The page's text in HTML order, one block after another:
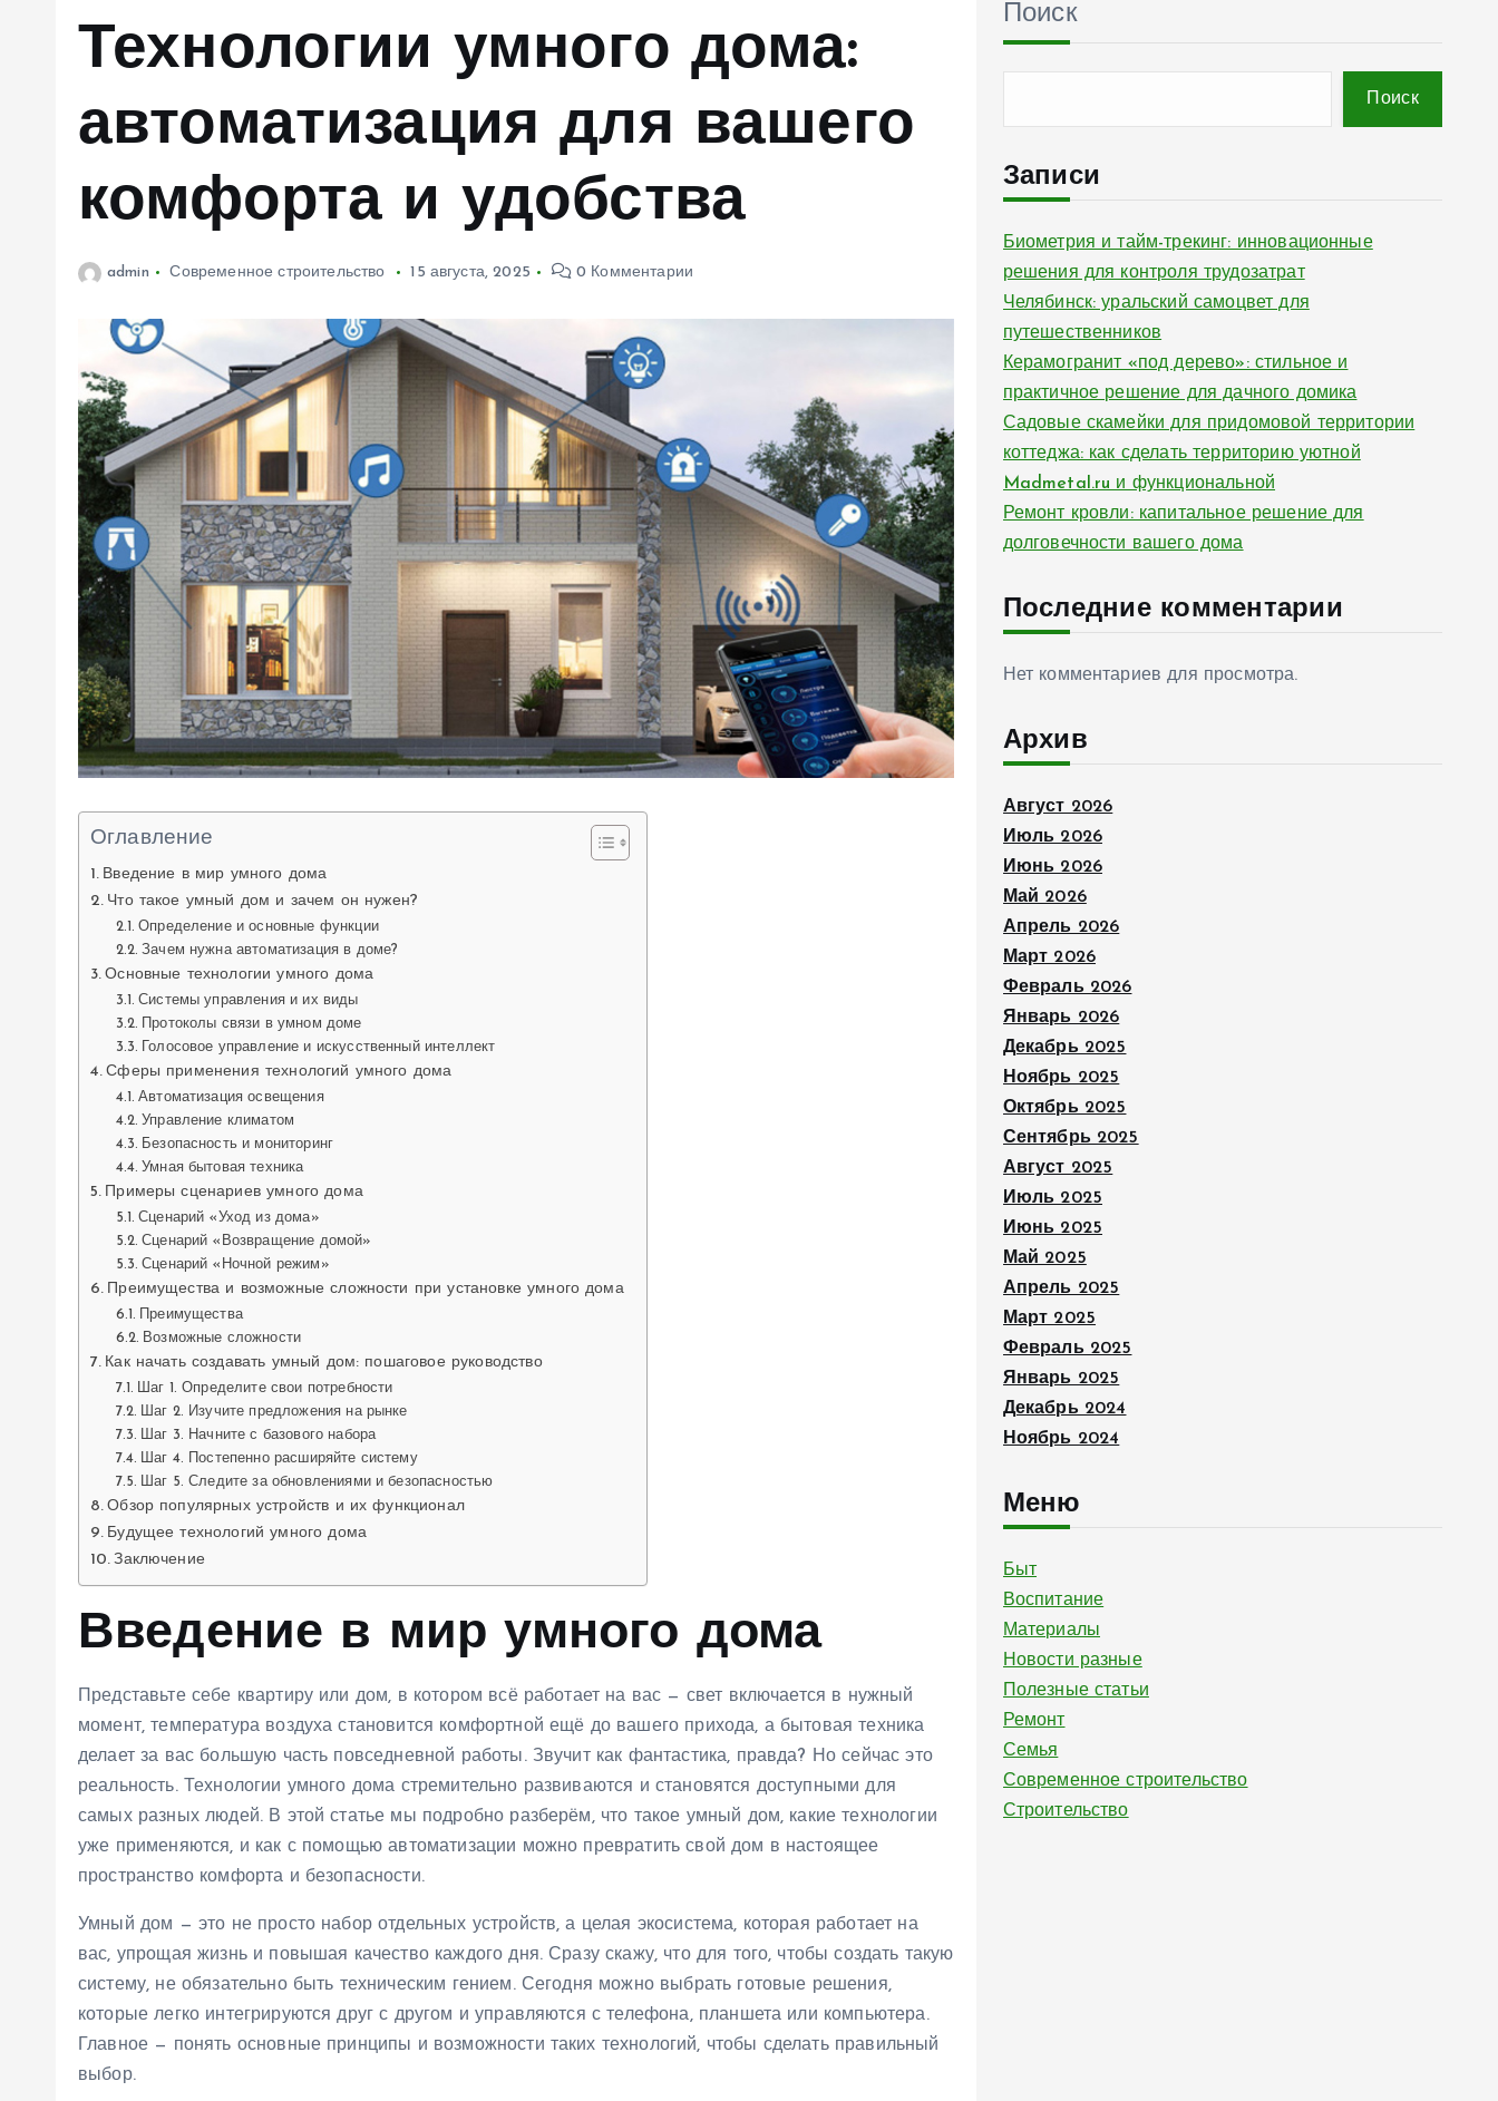
Технологии умного дома:
автоматизация для вашего
комфорта и удобства
admin Современное строительство 15 августа, 2025 0 Комментарии
Оглавление
Введение в мир умного дома
Что такое умный дом и зачем он нужен?
Определение и основные функции
Зачем нужна автоматизация в доме?
Основные технологии умного дома
Системы управления и их виды
Протоколы связи в умном доме
Голосовое управление и искусственный интеллект
Сферы применения технологий умного дома
Автоматизация освещения
Управление климатом
Безопасность и мониторинг
Умная бытовая техника
Примеры сценариев умного дома
Сценарий «Уход из дома»
Сценарий «Возвращение домой»
Сценарий «Ночной режим»
Преимущества и возможные сложности при установке умного дома
Преимущества
Возможные сложности
Как начать создавать умный дом: пошаговое руководство
Шаг 1. Определите свои потребности
Шаг 2. Изучите предложения на рынке
Шаг 3. Начните с базового набора
Шаг 4. Постепенно расширяйте систему
Шаг 5. Следите за обновлениями и безопасностью
Обзор популярных устройств и их функционал
Будущее технологий умного дома
Заключение
Введение в мир умного дома
Представьте себе квартиру или дом, в котором всё работает на вас — свет включается в нужный
момент, температура воздуха становится комфортной ещё до вашего прихода, а бытовая техника
делает за вас большую часть повседневной работы. Звучит как фантастика, правда? Но сейчас это
реальность. Технологии умного дома стремительно развиваются и становятся доступными для
самых разных людей. В этой статье мы подробно разберём, что такое умный дом, какие технологии
уже применяются, и как с помощью автоматизации можно превратить свой дом в настоящее
пространство комфорта и безопасности.
Умный дом — это не просто набор отдельных устройств, а целая экосистема, которая работает на
вас, упрощая жизнь и повышая качество каждого дня. Сразу скажу, что для того, чтобы создать такую
систему, не обязательно быть техническим гением. Сегодня можно выбрать готовые решения,
которые легко интегрируются друг с другом и управляются с телефона, планшета или компьютера.
Главное — понять основные принципы и возможности таких технологий, чтобы сделать правильный
выбор.
Поиск
Поиск
Записи
Биометрия и тайм-трекинг: инновационные
решения для контроля трудозатрат
Челябинск: уральский самоцвет для
путешественников
Керамогранит «под дерево»: стильное и
практичное решение для дачного домика
Садовые скамейки для придомовой территории
коттеджа: как сделать территорию уютной
Madmetal.ru и функциональной
Ремонт кровли: капитальное решение для
долговечности вашего дома
Последние комментарии
Нет комментариев для просмотра.
Архив
Август 2026
Июль 2026
Июнь 2026
Май 2026
Апрель 2026
Март 2026
Февраль 2026
Январь 2026
Декабрь 2025
Ноябрь 2025
Октябрь 2025
Сентябрь 2025
Август 2025
Июль 2025
Июнь 2025
Май 2025
Апрель 2025
Март 2025
Февраль 2025
Январь 2025
Декабрь 2024
Ноябрь 2024
Меню
Быт
Воспитание
Материалы
Новости разные
Полезные статьи
Ремонт
Семья
Современное строительство
Строительство